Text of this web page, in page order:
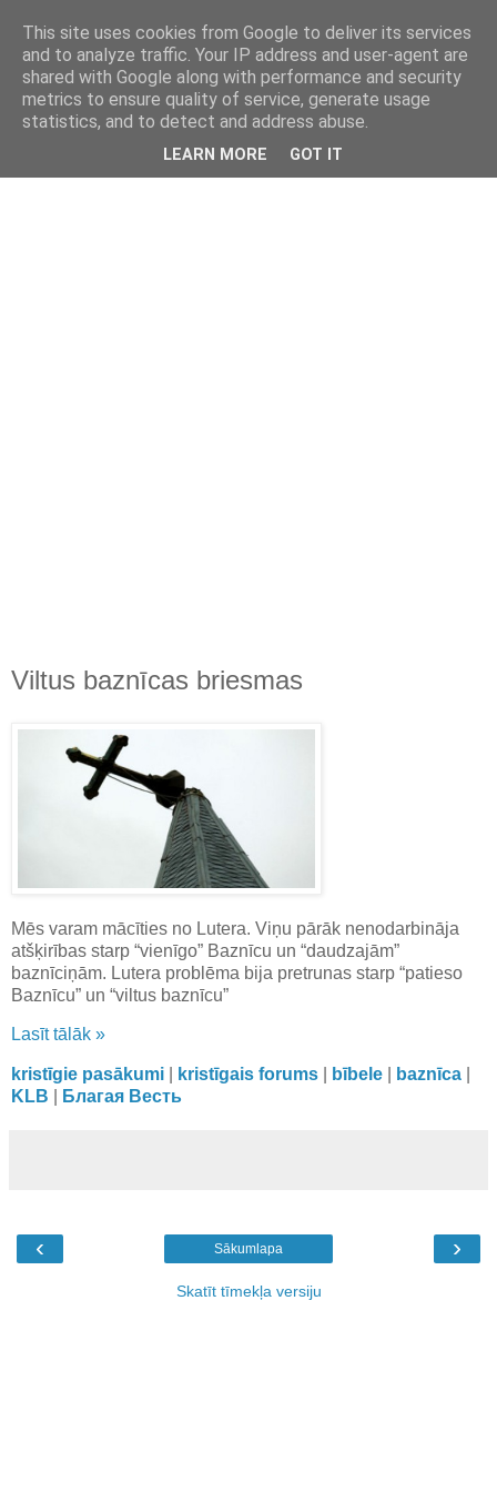
kristietim
viss, kas jāzin kristietim
Viltus baznīcas briesmas
Mēs varam mācīties no Lutera. Viņu pārāk nenodarbināja
atšķirības starp “vienīgo” Baznīcu un “daudzajām”
baznīciņām. Lutera problēma bija pretrunas starp “patieso
Baznīcu” un “viltus baznīcu”
Lasīt tālāk »
kristīgie pasākumi kristīgais forums bībele baznīca
KLB
Благая Весть
‹ ›
Sākumlapa
Skatīt tīmekļa versiju
This site uses cookies from Google to deliver its services
and to analyze traffic. Your IP address and user-agent are
shared with Google along with performance and security
metrics to ensure quality of service, generate usage
statistics, and to detect and address abuse.
LEARN MORE GOT IT